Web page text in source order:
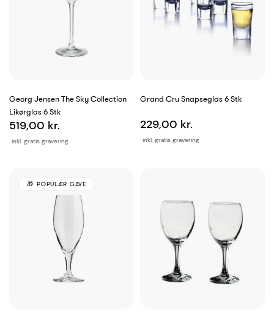
Georg Jensen The Sky Collection
Likørglas 6 Stk
inkl. gratis gravering
519,00 kr.
Grand Cru Snapseglas 6 Stk
inkl. gratis gravering
229,00 kr.
POPULÆR GAVE